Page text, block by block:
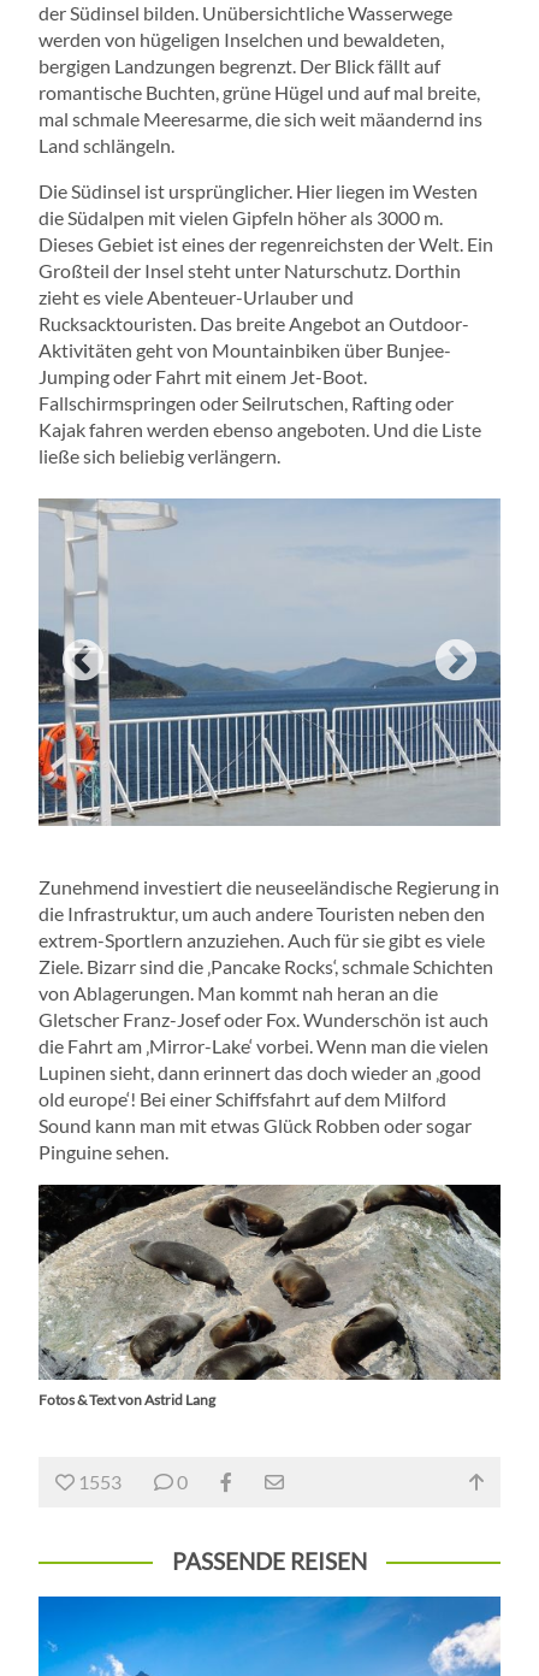
der Südinsel bilden. Unübersichtliche Wasserwege
werden von hügeligen Inselchen und bewaldeten,
bergigen Landzungen begrenzt. Der Blick fällt auf
romantische Buchten, grüne Hügel und auf mal breite,
mal schmale Meeresarme, die sich weit mäandernd ins
Land schlängeln.
Die Südinsel ist ursprünglicher. Hier liegen im Westen
die Südalpen mit vielen Gipfeln höher als 3000 m.
Dieses Gebiet ist eines der regenreichsten der Welt. Ein
Großteil der Insel steht unter Naturschutz. Dorthin
zieht es viele Abenteuer-Urlauber und
Rucksacktouristen. Das breite Angebot an Outdoor-
Aktivitäten geht von Mountainbiken über Bunjee-
Jumping oder Fahrt mit einem Jet-Boot.
Fallschirmspringen oder Seilrutschen, Rafting oder
Kajak fahren werden ebenso angeboten. Und die Liste
ließe sich beliebig verlängern.
Zunehmend investiert die neuseeländische Regierung in
die Infrastruktur, um auch andere Touristen neben den
extrem-Sportlern anzuziehen. Auch für sie gibt es viele
Ziele. Bizarr sind die ‚Pancake Rocks‘, schmale Schichten
von Ablagerungen. Man kommt nah heran an die
Gletscher Franz-Josef oder Fox. Wunderschön ist auch
die Fahrt am ‚Mirror-Lake‘ vorbei. Wenn man die vielen
Lupinen sieht, dann erinnert das doch wieder an ‚good
old europe‘! Bei einer Schiffsfahrt auf dem Milford
Sound kann man mit etwas Glück Robben oder sogar
Pinguine sehen.
Fotos & Text von Astrid Lang
1553 0
PASSENDE REISEN